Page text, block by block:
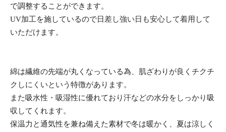
で調整することができます。
UV加工を施しているので日差し強い日も安心して着用して
いただけます。
綿は繊維の先端が丸くなっている為、肌ざわりが良くチクチ
クしにくいという特徴があります。
また吸水性・吸湿性に優れており汗などの水分をしっかり吸
収してくれます。
保温力と通気性を兼ね備えた素材で冬は暖かく、夏は涼しく